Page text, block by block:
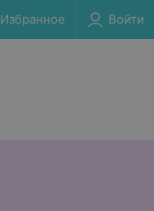
Избранное Войти